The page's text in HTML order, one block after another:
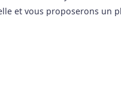
et vous proposerons un